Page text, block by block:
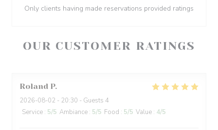
OUR CUSTOMER RATINGS
Roland P
2026-08-02 - 20:30 - Guests 4
Service : 5/5 Ambiance : 5/5 Food : 5/5 Value : 4/5
Only clients having made reservations provided ratings